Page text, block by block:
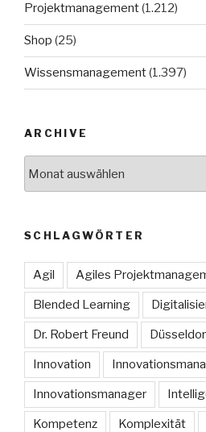
Projektmanagement(1.212)
Shop (25)
Wissensmanagement(1.397)
ARCHIVE
SCHLAGWÖRTER
Agil Agiles
Blended Learning
Dr. Robert Freund
Innovation
Innovationsmanager
Kompetenz Komplexität